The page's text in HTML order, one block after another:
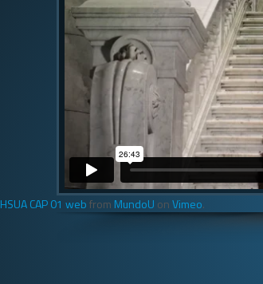
HSUA CAP 01 webfrom MundoU onVimeo.